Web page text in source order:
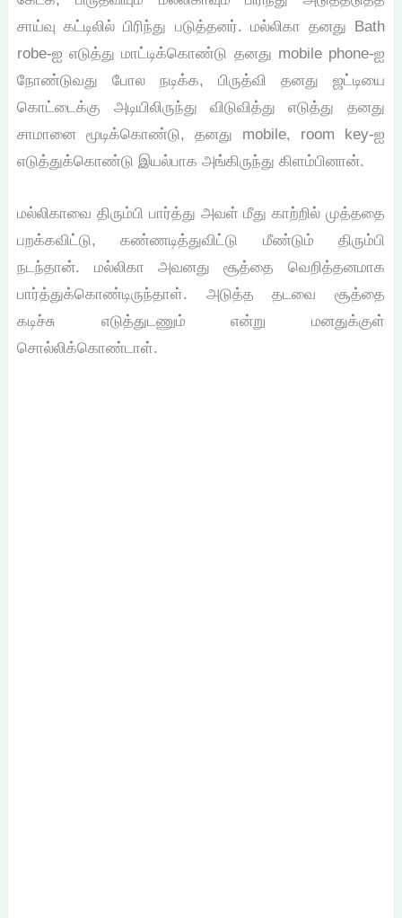
சாய்வு கட்டிலில் பிரிந்து படுத்தனர். மல்லிகா தனது Bath
robe-ஐ எடுத்து மாட்டிக்கொண்டு தனது mobile phone-ஐ
நோண்டுவது போல நடிக்க, பிருத்வி தனது ஜட்டியை
கொட்டைக்கு அடியிலிருந்து விடுவித்து எடுத்து தனது
சாமானை மூடிக்கொண்டு, தனது mobile, room key-ஐ
எடுத்துக்கொண்டு இயல்பாக அங்கிருந்து கிளம்பினான்.
மல்லிகாவை திரும்பி பார்த்து அவள் மீது காற்றில் முத்ததை
பறக்கவிட்டு, கண்ணடித்துவிட்டு மீண்டும் திரும்பி
நடந்தான். மல்லிகா அவனது சூத்தை வெறித்தனமாக
பார்த்துக்கொண்டிருந்தாள். அடுத்த தடவை சூத்தை
கடிச்சு எடுத்துடணும் என்று மனதுக்குள்
சொல்லிக்கொண்டாள்.